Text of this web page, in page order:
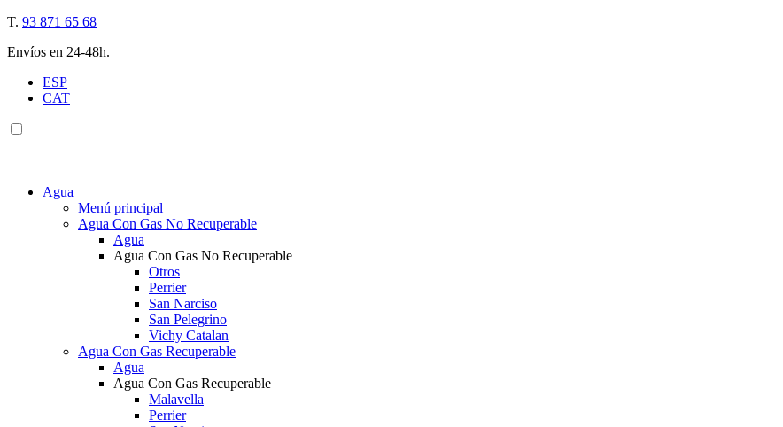
T. 93 871 65 68
Envíos en 24-48h.
ESP
CAT
Agua
Menú principal
Agua Con Gas No Recuperable
Agua
Agua Con Gas No Recuperable
Otros
Perrier
San Narciso
San Pelegrino
Vichy Catalan
Agua Con Gas Recuperable
Agua
Agua Con Gas Recuperable
Malavella
Perrier